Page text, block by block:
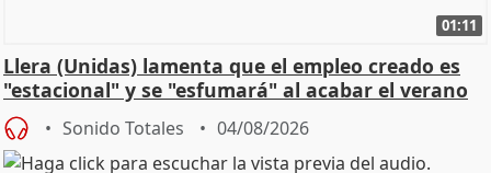
01:11
Llera (Unidas) lamenta que el empleo creado es
"estacional" y se "esfumará" al acabar el verano
Sonido Totales 04/08/2026